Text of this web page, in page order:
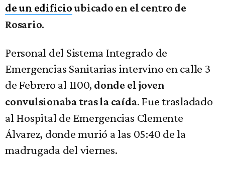
de un edificioubicado en el centro de
Rosario.
Personal del Sistema Integrado de
Emergencias Sanitarias intervino en calle 3
de Febrero al 1100, donde el joven
convulsionaba tras la caída. Fue trasladado
al Hospital de Emergencias Clemente
Álvarez, donde murió a las 05:40 de la
madrugada del viernes.